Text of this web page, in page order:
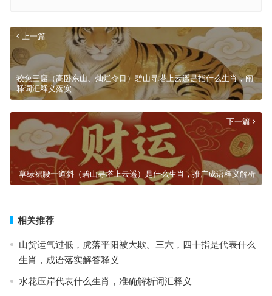
上一篇
狡兔三窟（高卧东山、灿烂夺目）碧山寻塔上云遥是指什么生肖，阐
释词汇释义落实
下一篇
草绿裙腰一道斜（碧山寻塔上云遥）是什么生肖，推广成语释义解析
相关推荐
山货运气过低，虎落平阳被大欺。三六，四十指是代表什么
生肖，成语落实解答释义
水花压岸代表什么生肖，准确解析词汇释义